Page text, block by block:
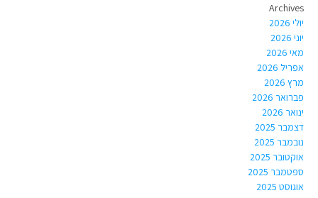
Archives
יולי 2026
יוני 2026
מאי 2026
אפריל 2026
מרץ 2026
פברואר 2026
ינואר 2026
דצמבר 2025
נובמבר 2025
אוקטובר 2025
ספטמבר 2025
אוגוסט 2025